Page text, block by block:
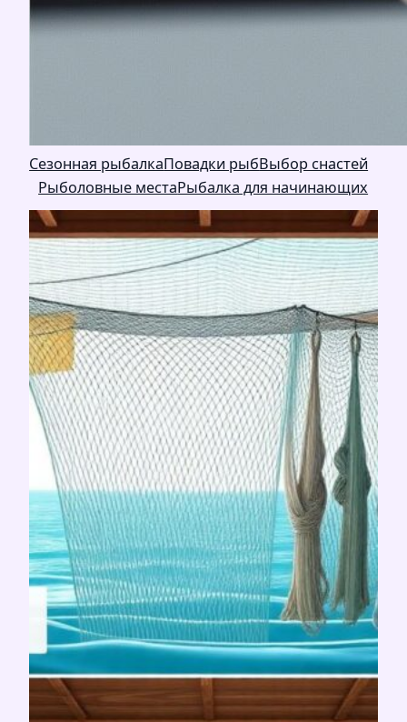
Сезонная рыбалкаПовадки рыбВыбор снастей
Рыболовные местаРыбалка для начинающих